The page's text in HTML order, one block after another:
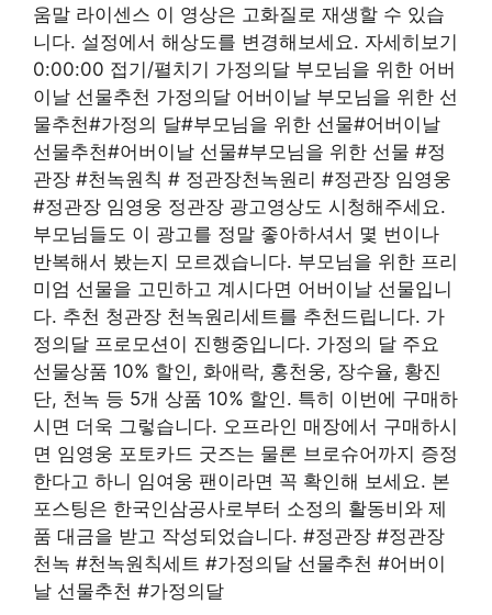
움말 라이센스 이 영상은 고화질로 재생할 수 있습
니다. 설정에서 해상도를 변경해보세요. 자세히보기
0:00:00 접기/펼치기 가정의달 부모님을 위한 어버
이날 선물추천 가정의달 어버이날 부모님을 위한 선
물추천#가정의 달#부모님을 위한 선물#어버이날
선물추천#어버이날 선물#부모님을 위한 선물 #정
관장 #천녹원칙 # 정관장천녹원리 #정관장 임영웅
#정관장 임영웅 정관장 광고영상도 시청해주세요.
부모님들도 이 광고를 정말 좋아하셔서 몇 번이나
반복해서 봤는지 모르겠습니다. 부모님을 위한 프리
미엄 선물을 고민하고 계시다면 어버이날 선물입니
다. 추천 청관장 천녹원리세트를 추천드립니다. 가
정의달 프로모션이 진행중입니다. 가정의 달 주요
선물상품 10% 할인, 화애락, 홍천웅, 장수율, 황진
단, 천녹 등 5개 상품 10% 할인. 특히 이번에 구매하
시면 더욱 그렇습니다. 오프라인 매장에서 구매하시
면 임영웅 포토카드 굿즈는 물론 브로슈어까지 증정
한다고 하니 임여웅 팬이라면 꼭 확인해 보세요. 본
포스팅은 한국인삼공사로부터 소정의 활동비와 제
품 대금을 받고 작성되었습니다. #정관장 #정관장
천녹 #천녹원칙세트 #가정의달 선물추천 #어버이
날 선물추천 #가정의달